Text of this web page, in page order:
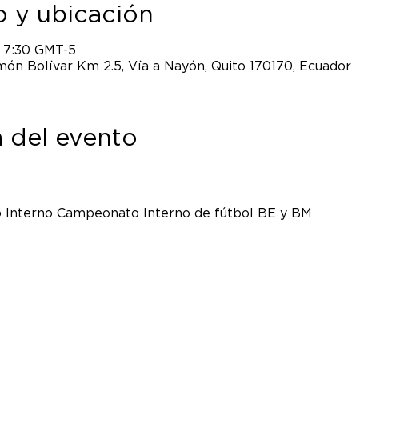
y ubicación
GMT-5
Bolívar Km 2.5, Vía a Nayón, Quito 170170, Ecuador
del evento
Interno Campeonato Interno de fútbol BE y BM